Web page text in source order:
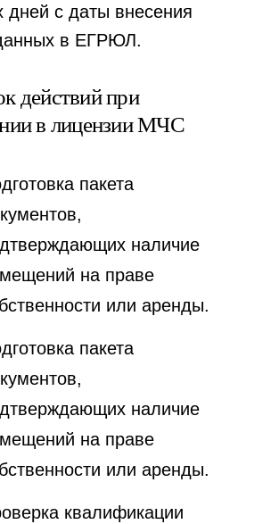
дней с даты внесения
в ЕГРЮЛ.
действий при
в лицензии МЧС
пакета
наличие
на праве
или аренды.
пакета
наличие
на праве
или аренды.
квалификации